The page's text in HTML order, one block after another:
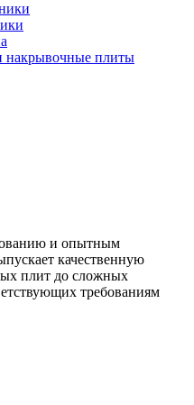
накрывочные плиты
и опытным
качественную
плит до сложных
требованиям